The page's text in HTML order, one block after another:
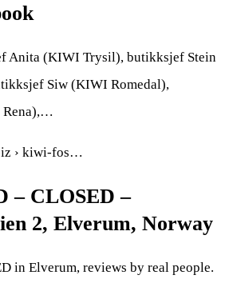
Anita (KIWI Trysil), butikksjef Stein
Siw (KIWI Romedal),
› kiwi-fos…
– CLOSED –
2, Elverum, Norway
in Elverum, reviews by real people.